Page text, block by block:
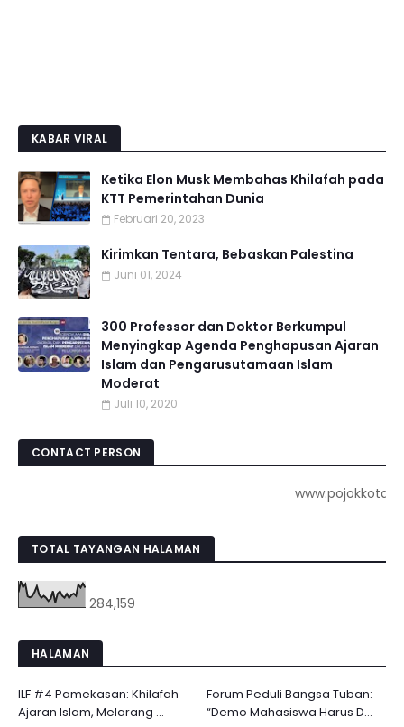
KABAR VIRAL
Ketika Elon Musk Membahas Khilafah pada
KTT Pemerintahan Dunia
Februari 20, 2023
Kirimkan Tentara, Bebaskan Palestina
Juni 01, 2024
300 Professor dan Doktor Berkumpul
Menyingkap Agenda Penghapusan Ajaran
Islam dan Pengarusutamaan Islam
Moderat
Juli 10, 2020
CONTACT PERSON
www.pojokkota.com
TOTAL TAYANGAN HALAMAN
284,159
HALAMAN
ILF #4 Pamekasan: Khilafah
Ajaran Islam, Melarang ...
Forum Peduli Bangsa Tuban:
“Demo Mahasiswa Harus D...